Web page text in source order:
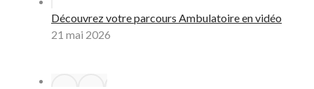
Découvrez votre parcours Ambulatoire en vidéo
21 mai 2026